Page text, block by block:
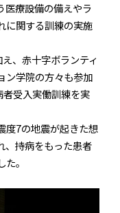
医療設備の備えやラ
に関する訓練の実施
、赤十字ボランティ
ン学院の方々も参加
受入実働訓練を実
度7の地震が起きた想
、持病をもった患者
。